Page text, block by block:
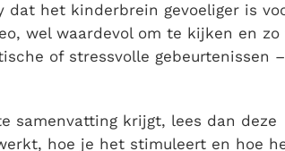
dat het kinderbrein gevoeliger is
wel waardevol om te kijken en zo
of stressvolle gebeurtenissen –
samenvatting krijgt, lees dan deze
hoe je het stimuleert en hoe